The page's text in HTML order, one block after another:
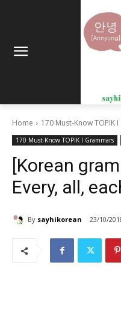
Home 170 Must-Know TOPIK
170 Must-Know TOPIK I Grammars
[Korean
Every, all,
By sayhikorean 23/10/